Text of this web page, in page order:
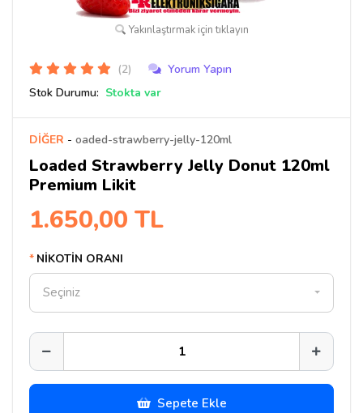
Yakınlaştırmak için tıklayın
(2)
Yorum Yapın
Stok Durumu: Stokta var
DİĞER - oaded-strawberry-jelly-120ml
Loaded Strawberry Jelly Donut 120ml
Premium Likit
1.650,00 TL
NİKOTİN ORANI
Seçiniz
Sepete Ekle